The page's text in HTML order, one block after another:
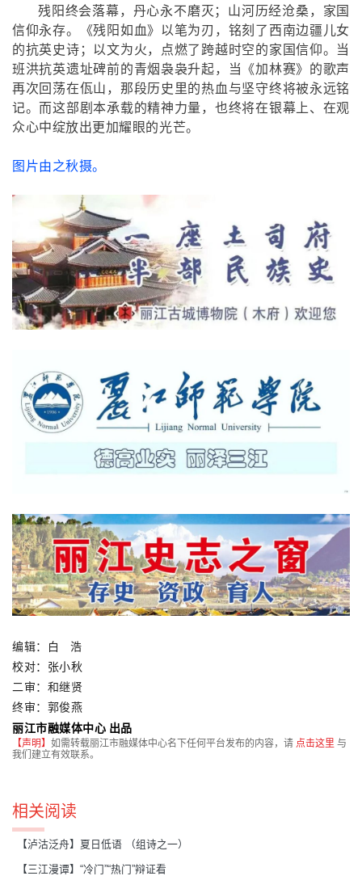
残阳终会落幕，丹心永不磨灭；山河历经沧桑，家国
信仰永存。《残阳如血》以笔为刃，铭刻了西南边疆儿女
的抗英史诗；以文为火，点燃了跨越时空的家国信仰。当
班洪抗英遗址碑前的青烟袅袅升起，当《加林赛》的歌声
再次回荡在佤山，那段历史里的热血与坚守终将被永远铭
记。而这部剧本承载的精神力量，也终将在银幕上、在观
众心中绽放出更加耀眼的光芒。
图片由之秋摄。
编辑：白   浩
校对：张小秋
二审：和继贤
终审：郭俊燕
丽江市融媒体中心 出品
【声明】 如需转载丽江市融媒体中心名下任何平台发布的内容，请 点击这里 与
我们建立有效联系。
相关阅读
【泸沽泛舟】夏日低语 （组诗之一）
【三江漫谭】“冷门”“热门”辩证看